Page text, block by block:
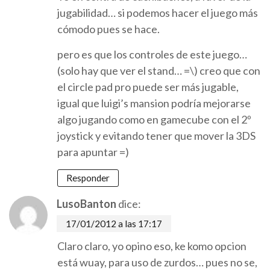
jugabilidad… si podemos hacer el juego más
cómodo pues se hace.
pero es que los controles de este juego…
(solo hay que ver el stand… =\) creo que con
el circle pad pro puede ser más jugable,
igual que luigi’s mansion podría mejorarse
algo jugando como en gamecube con el 2º
joystick y evitando tener que mover la 3DS
para apuntar =)
Responder
LusoBanton dice:
17/01/2012 a las 17:17
Claro claro, yo opino eso, ke komo opcion
está wuay, para uso de zurdos… pues no se,